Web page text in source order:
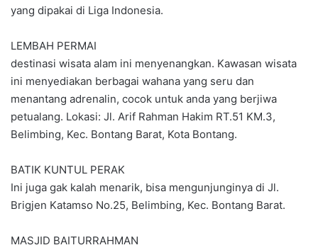
yang dipakai di Liga Indonesia.
LEMBAH PERMAI
destinasi wisata alam ini menyenangkan. Kawasan wisata
ini menyediakan berbagai wahana yang seru dan
menantang adrenalin, cocok untuk anda yang berjiwa
petualang. Lokasi: Jl. Arif Rahman Hakim RT.51 KM.3,
Belimbing, Kec. Bontang Barat, Kota Bontang.
BATIK KUNTUL PERAK
Ini juga gak kalah menarik, bisa mengunjunginya di Jl.
Brigjen Katamso No.25, Belimbing, Kec. Bontang Barat.
MASJID BAITURRAHMAN